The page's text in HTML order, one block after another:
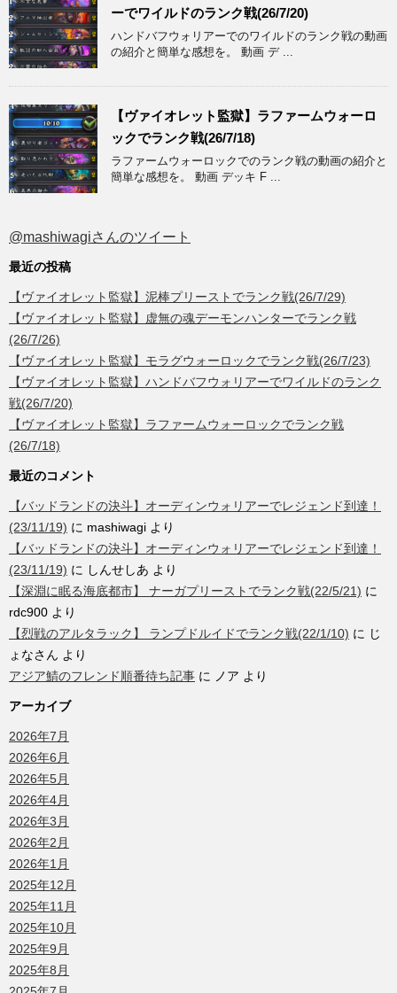
ーでワイルドのランク戦(26/7/20)
ハンドバフウォリアーでのワイルドのランク戦の動画
の紹介と簡単な感想を。 動画 デ ...
【ヴァイオレット監獄】ラファームウォーロ
ックでランク戦(26/7/18)
ラファームウォーロックでのランク戦の動画の紹介と
簡単な感想を。 動画 デッキ F ...
@mashiwagiさんのツイート
最近の投稿
【ヴァイオレット監獄】泥棒プリーストでランク戦(26/7/29)
【ヴァイオレット監獄】虚無の魂デーモンハンターでランク戦
(26/7/26)
【ヴァイオレット監獄】モラグウォーロックでランク戦(26/7/23)
【ヴァイオレット監獄】ハンドバフウォリアーでワイルドのランク
戦(26/7/20)
【ヴァイオレット監獄】ラファームウォーロックでランク戦
(26/7/18)
最近のコメント
【バッドランドの決斗】オーディンウォリアーでレジェンド到達！
(23/11/19) に mashiwagi より
【バッドランドの決斗】オーディンウォリアーでレジェンド到達！
(23/11/19) に しんせしあ より
【深淵に眠る海底都市】 ナーガプリーストでランク戦(22/5/21) に
rdc900 より
【烈戦のアルタラック】 ランプドルイドでランク戦(22/1/10) に じ
ょなさん より
アジア鯖のフレンド順番待ち記事 に ノア より
アーカイブ
2026年7月
2026年6月
2026年5月
2026年4月
2026年3月
2026年2月
2026年1月
2025年12月
2025年11月
2025年10月
2025年9月
2025年8月